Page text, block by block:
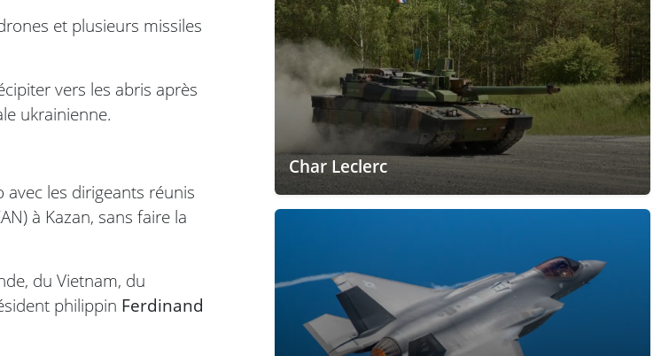
et plusieurs missiles
vers les abris après
ukrainienne.
les dirigeants réunis
à Kazan, sans faire la
du Vietnam, du
philippin Ferdinand
Char Leclerc